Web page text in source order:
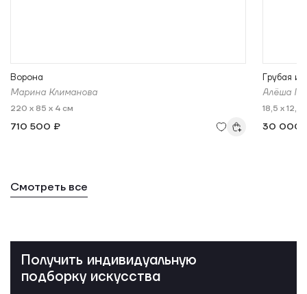
Ворона
Марина Климанова
220 x 85 x 4 см
710 500 ₽
Грубая
Алёша
18,5 x 12,5
30 000
Смотреть все
Получить индивидуальную
подборку искусства